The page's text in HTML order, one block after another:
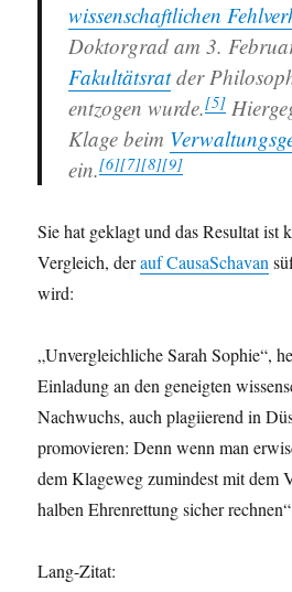
wissenschaftlichen
Doktorgrad am 3.
Fakultätsratder
entzogen wurde.[5]
Klage beim
ein.[6][7][8][9]
Sie hat geklagt und das Resultat ist
Vergleich, derauf CausaSchavan
wird:
„Unvergleichliche Sarah Sophie“,
Einladung an den geneigten
Nachwuchs, auch plagiierend in
promovieren: Denn wenn man
dem Klageweg zumindest mit dem
halben Ehrenrettung sicher
Lang-Zitat: